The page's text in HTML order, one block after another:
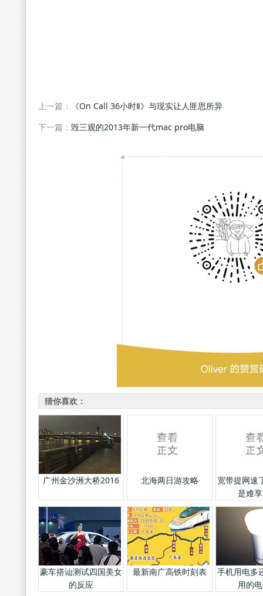
上一篇：
《On Call 36小时Ⅱ》与现实让人匪思所异
下一篇： 毁三观的2013年新一代mac pro电脑
猜你喜欢：
广州金沙洲大桥2016 北海两日游攻略
宽带提网速
是难
豪车搭讪测试四国美女
的反应
最新南广高铁时刻表
手机用电多
用的